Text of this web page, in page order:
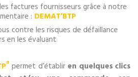
factures fournisseurs grâce à notre
: DEMAT’BTP
contre les risques de défaillance
en les évaluant
® permet d’établir en quelques clics